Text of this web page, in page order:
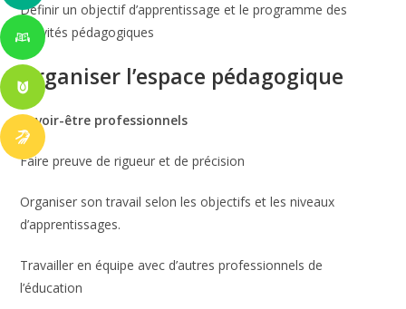
Définir un objectif d’apprentissage et le programme des
activités pédagogiques
Organiser l’espace pédagogique
Savoir-être professionnels
Faire preuve de rigueur et de précision
Organiser son travail selon les objectifs et les niveaux
d’apprentissages.
Travailler en équipe avec d’autres professionnels de
l’éducation